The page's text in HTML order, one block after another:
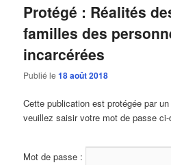
Protégé : Réalités
familles des
incarcérées
Publié le18 août 2018
Cette publication est protégée par
veuillez saisir votre mot de passe
Mot de passe :